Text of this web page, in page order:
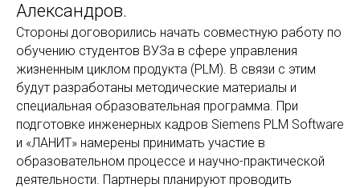
Александров.
Стороны договорились начать совместную работу по
обучению студентов ВУЗа в сфере управления
жизненным циклом продукта (PLM). В связи с этим
будут разработаны методические материалы и
специальная образовательная программа. При
подготовке инженерных кадров Siemens PLM Software
и «ЛАНИТ» намерены принимать участие в
образовательном процессе и научно-практической
деятельности. Партнеры планируют проводить